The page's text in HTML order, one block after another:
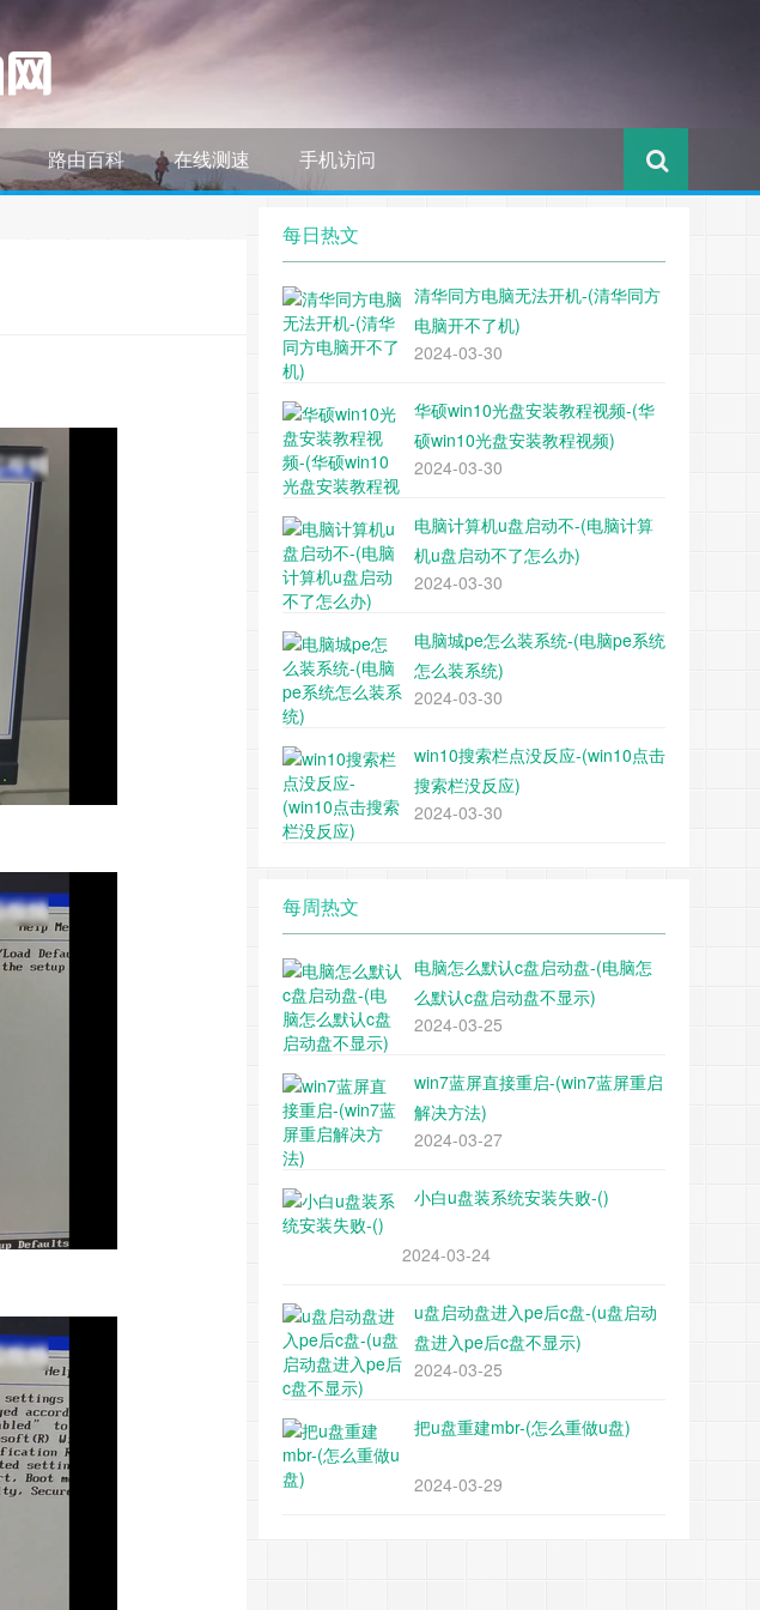
路由百科 在线测速 手机访问
每日热文
清华同方电脑无法开机-(清华同方
电脑开不了机)
2024-03-30
华硕win10光盘安装教程视频-(华
硕win10光盘安装教程视频)
2024-03-30
电脑计算机u盘启动不-(电脑计算
机u盘启动不了怎么办)
2024-03-30
电脑城pe怎么装系统-(电脑pe系统
怎么装系统)
2024-03-30
win10搜索栏点没反应-(win10点击
搜索栏没反应)
2024-03-30
每周热文
电脑怎么默认c盘启动盘-(电脑怎
么默认c盘启动盘不显示)
2024-03-25
win7蓝屏直接重启-(win7蓝屏重启
解决方法)
2024-03-27
小白u盘装系统安装失败-()
2024-03-24
u盘启动盘进入pe后c盘-(u盘启动
盘进入pe后c盘不显示)
2024-03-25
把u盘重建mbr-(怎么重做u盘)
2024-03-29